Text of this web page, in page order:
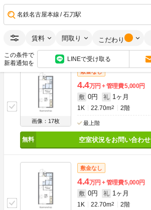
名鉄名古屋本線 石刀駅
賃料 間取り こだわり
この条件で
新着通知を
LINEで受け取る
画像：17枚
1K
最上階
空室状況をお問い合わせ
画像：17枚
敷金なし
4.4万円 管理費5,000円
敷 0円 礼 1ヶ月
1K 22.70m2 2階
最上階
空室状況をお問い合わせ
敷金なし
4.4万円 管理費5,000円
敷 0円 礼 1ヶ月
1K 22.70m2 2階